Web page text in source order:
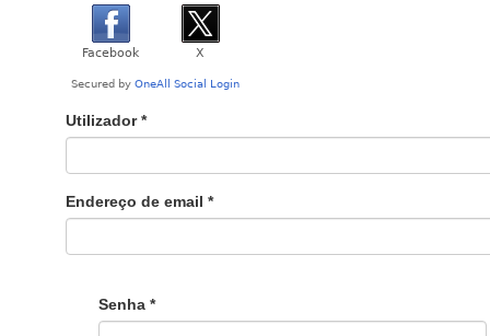
Utilizador*
Endereço de email *
Senha *